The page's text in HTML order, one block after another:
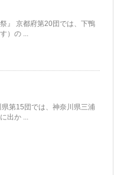
』 京都府第20団では、下鴨
）の ...
県第15団では、神奈川県三浦
出か ...